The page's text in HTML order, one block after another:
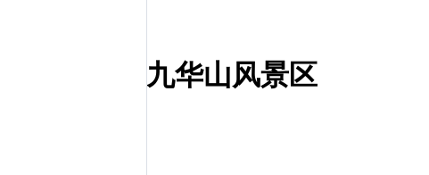
九华山风景区